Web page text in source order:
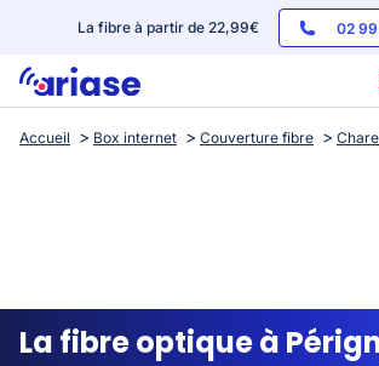
La fibre à partir de 22,99€ 02
Box internet
Streaming
Accueil Box internet Couverture fibre
La fibre optique à